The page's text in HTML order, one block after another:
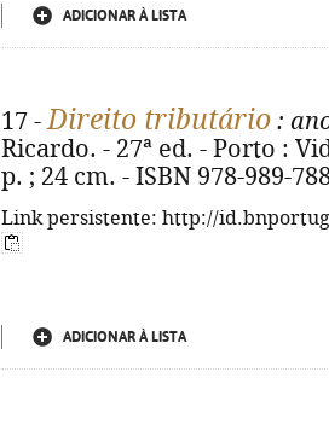
ADICIONAR À LISTA
17 -Direito tributário :
Ricardo. - 27ª ed. - Porto :
p. ; 24 cm. - ISBN 978-989-
Link persistente: http://
ADICIONAR À LISTA